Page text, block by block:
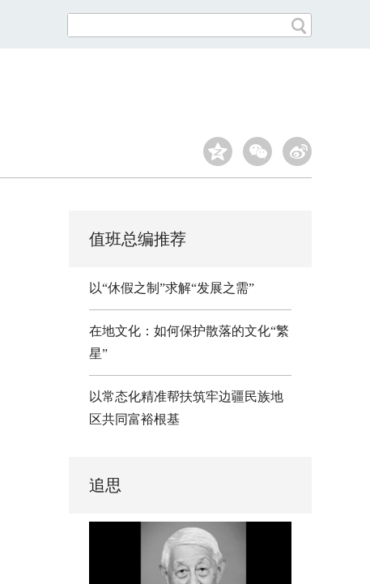
值班总编推荐
以“休假之制”求解“发展之需”
在地文化：如何保护散落的文化“繁
星”
以常态化精准帮扶筑牢边疆民族地
区共同富裕根基
追思